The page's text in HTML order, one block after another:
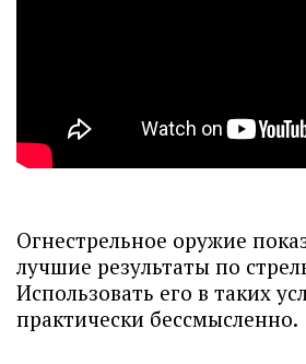
Огнестрельное оружие
лучшие результаты по
Использовать его в таких
практически бессмысленно.